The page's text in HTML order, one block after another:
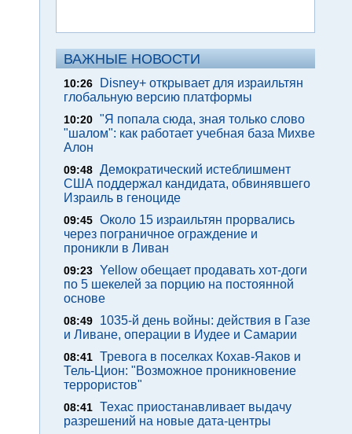
ВАЖНЫЕ НОВОСТИ
10:26
Disney+ открывает для израильтян
глобальную версию платформы
10:20 "Я попала сюда, зная только слово
"шалом": как работает учебная база Михве
Алон
09:48 Демократический истеблишмент
США поддержал кандидата, обвинявшего
Израиль в геноциде
09:45 Около 15 израильтян прорвались
через пограничное ограждение и
проникли в Ливан
09:23 Yellow обещает продавать хот-доги
по 5 шекелей за порцию на постоянной
основе
08:49
1035-й день войны: действия в Газе
и Ливане, операции в Иудее и Самарии
08:41 Тревога в поселках Кохав-Яаков и
Тель-Цион: "Возможное проникновение
террористов"
08:41 Техас приостанавливает выдачу
разрешений на новые дата-центры